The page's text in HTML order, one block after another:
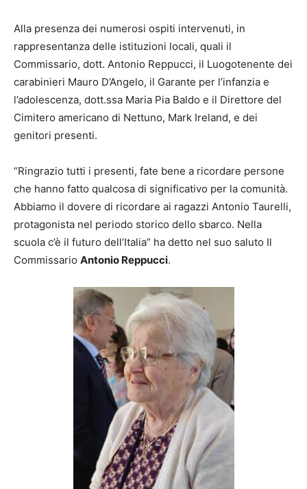
Alla presenza dei numerosi ospiti intervenuti, in
rappresentanza delle istituzioni locali, quali il
Commissario, dott. Antonio Reppucci, il Luogotenente dei
carabinieri Mauro D’Angelo, il Garante per l’infanzia e
l’adolescenza, dott.ssa Maria Pia Baldo e il Direttore del
Cimitero americano di Nettuno, Mark Ireland, e dei
genitori presenti.
“Ringrazio tutti i presenti, fate bene a ricordare persone
che hanno fatto qualcosa di significativo per la comunità.
Abbiamo il dovere di ricordare ai ragazzi Antonio Taurelli,
protagonista nel periodo storico dello sbarco. Nella
scuola c’è il futuro dell’Italia” ha detto nel suo saluto Il
Commissario Antonio Reppucci.